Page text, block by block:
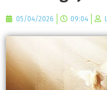
05/04/2026 09:04